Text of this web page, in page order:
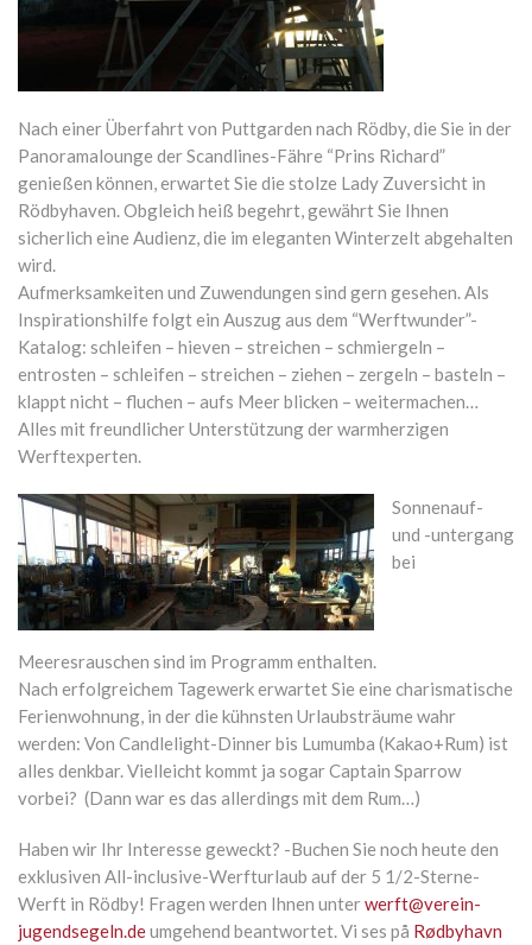
Nach einer Überfahrt von Puttgarden nach Rödby, die Sie in der
Panoramalounge der Scandlines-Fähre “Prins Richard”
genießen können, erwartet Sie die stolze Lady Zuversicht in
Rödbyhaven. Obgleich heiß begehrt, gewährt Sie Ihnen
sicherlich eine Audienz, die im eleganten Winterzelt abgehalten
wird.
Aufmerksamkeiten und Zuwendungen sind gern gesehen. Als
Inspirationshilfe folgt ein Auszug aus dem “Werftwunder”-
Katalog: schleifen – hieven – streichen – schmiergeln –
entrosten – schleifen – streichen – ziehen – zergeln – basteln –
klappt nicht – fluchen – aufs Meer blicken – weitermachen…
Alles mit freundlicher Unterstützung der warmherzigen
Werftexperten.
Sonnenauf-
und -untergang
bei
Meeresrauschen sind im Programm enthalten.
Nach erfolgreichem Tagewerk erwartet Sie eine charismatische
Ferienwohnung, in der die kühnsten Urlaubsträume wahr
werden: Von Candlelight-Dinner bis Lumumba (Kakao+Rum) ist
alles denkbar. Vielleicht kommt ja sogar Captain Sparrow
vorbei? (Dann war es das allerdings mit dem Rum…)
Haben wir Ihr Interesse geweckt? -Buchen Sie noch heute den
exklusiven All-inclusive-Werfturlaub auf der 5 1/2-Sterne-
Werft in Rödby! Fragen werden Ihnen unterwerft@verein-
jugendsegeln.deumgehend beantwortet. Vi ses på Rødbyhavn